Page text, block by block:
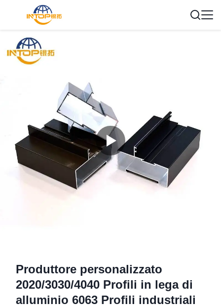
Produttore personalizzato
2020/3030/4040 Profili in lega di
alluminio 6063 Profili industriali